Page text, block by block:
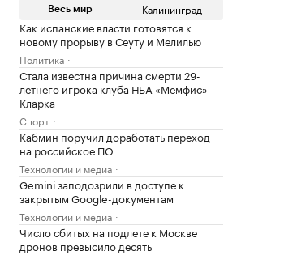
Весь мир Калининград
Как испанские власти готовятся к
новому прорыву в Сеуту и Мелилью
Политика
Стала известна причина смерти 29-
летнего игрока клуба НБА «Мемфис»
Кларка
Спорт
Кабмин поручил доработать переход
на российское ПО
Технологии и медиа
Gemini заподозрили в доступе к
закрытым Google-документам
Технологии и медиа
Число сбитых на подлете к Москве
дронов превысило десять